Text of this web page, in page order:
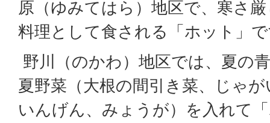
原（ゆみてはら）地区で、寒さ
料理として食される「ホット」
野川（のかわ）地区では、夏の
夏野菜（大根の間引き菜、じゃ
いんげん、みょうが）を入れて